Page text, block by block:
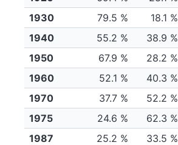
1930
79.5 % 18.1 %
1940
55.2 % 38.9 %
1950
67.9 % 28.2 %
1960
52.1 % 40.3 %
1970
37.7 % 52.2 %
1975
24.6 % 62.3 %
1987
25.2 % 33.5 %